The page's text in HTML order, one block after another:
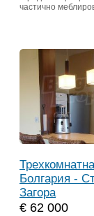
частично
Болгария -
Загора
€ 62 000